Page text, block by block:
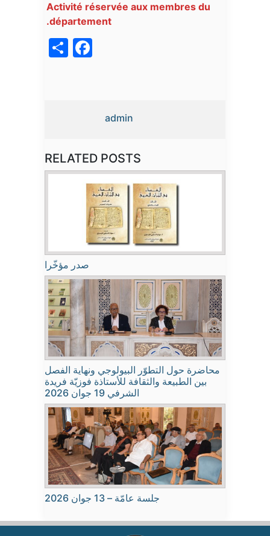
Activité réservée aux membres du
département.
admin
RELATED POSTS
صدر مؤخّرا
محاضرة حول التطوّر البيولوجي ونهاية الفصل
بين الطبيعة والثقافة للأستاذة فوزيّة فريدة
الشرفي 19 جوان 2026
جلسة عامّة – 13 جوان 2026